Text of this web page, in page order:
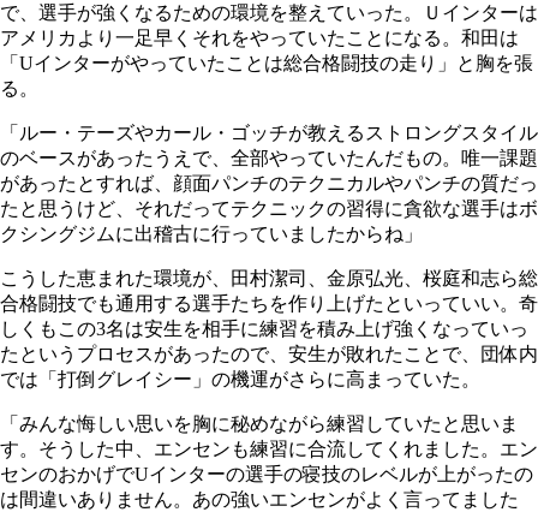
で、選手が強くなるための環境を整えていった。Ｕインターは
アメリカより一足早くそれをやっていたことになる。和田は
「Uインターがやっていたことは総合格闘技の走り」と胸を張
る。
「ルー・テーズやカール・ゴッチが教えるストロングスタイル
のベースがあったうえで、全部やっていたんだもの。唯一課題
があったとすれば、顔面パンチのテクニカルやパンチの質だっ
たと思うけど、それだってテクニックの習得に貪欲な選手はボ
クシングジムに出稽古に行っていましたからね」
こうした恵まれた環境が、田村潔司、金原弘光、桜庭和志ら総
合格闘技でも通用する選手たちを作り上げたといっていい。奇
しくもこの3名は安生を相手に練習を積み上げ強くなっていっ
たというプロセスがあったので、安生が敗れたことで、団体内
では「打倒グレイシー」の機運がさらに高まっていた。
「みんな悔しい思いを胸に秘めながら練習していたと思いま
す。そうした中、エンセンも練習に合流してくれました。エン
センのおかげでUインターの選手の寝技のレベルが上がったの
は間違いありません。あの強いエンセンがよく言ってました